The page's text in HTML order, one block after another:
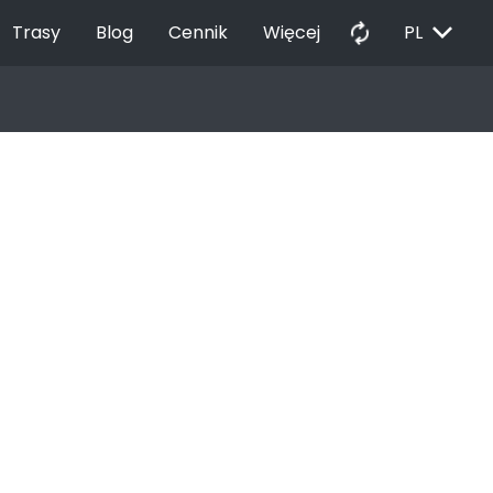
Trasy Blog Cennik Więcej autorenew PL EXPAND_MORE